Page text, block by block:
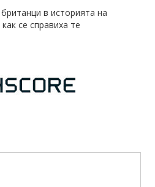
в историята на
се справиха те